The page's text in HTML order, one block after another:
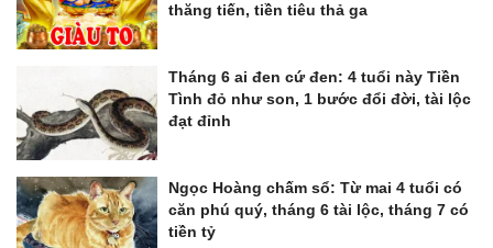
thăng tiến, tiền tiêu thả ga
Tháng 6 ai đen cứ đen: 4 tuổi này Tiền
Tình đỏ như son, 1 bước đổi đời, tài lộc
đạt đỉnh
Ngọc Hoàng chấm sổ: Từ mai 4 tuổi có
căn phú quý, tháng 6 tài lộc, tháng 7 có
tiền tỷ